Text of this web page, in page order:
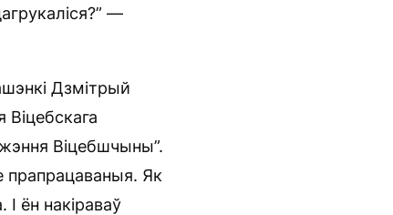
—
Дзмітрый
Віцебшчыны”.
прапрацаваныя. Як
ён накіраваў